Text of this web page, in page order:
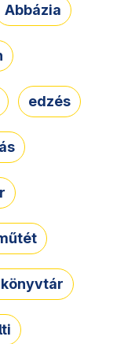
Abbázia
edzés
könyvtár